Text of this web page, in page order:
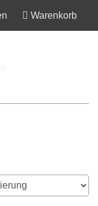
Warenkorb